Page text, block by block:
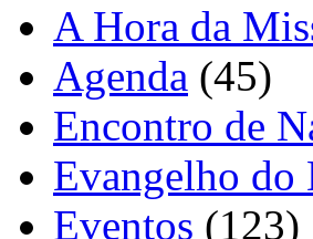
A Hora da
Agenda (45)
Encontro de
Evangelho do
Eventos (123)